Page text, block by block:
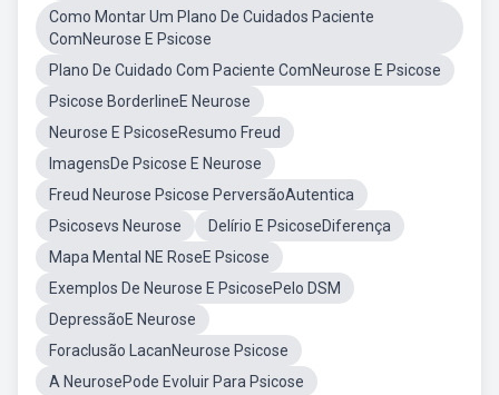
Como Montar Um Plano De Cuidados Paciente
ComNeurose E Psicose
Plano De Cuidado Com Paciente ComNeurose E Psicose
Psicose BorderlineE Neurose
Neurose E PsicoseResumo Freud
ImagensDe Psicose E Neurose
Freud Neurose Psicose PerversãoAutentica
Psicosevs Neurose
Delírio E PsicoseDiferença
Mapa Mental NE RoseE Psicose
Exemplos De Neurose E PsicosePelo DSM
DepressãoE Neurose
Foraclusão LacanNeurose Psicose
A NeurosePode Evoluir Para Psicose